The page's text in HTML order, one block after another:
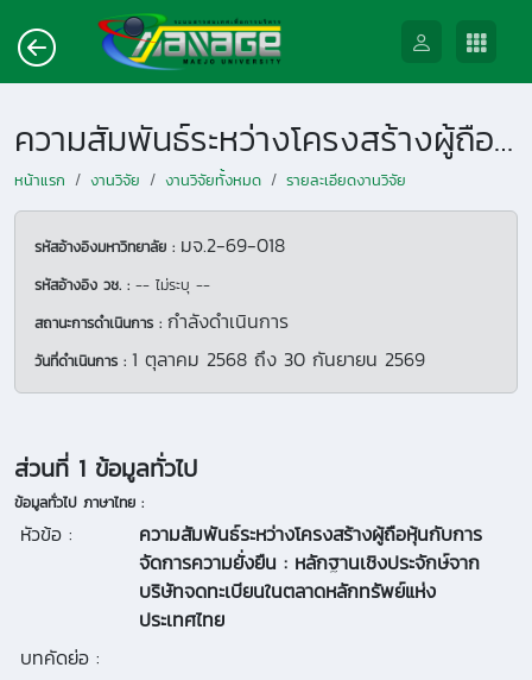
ความสัมพันธ์ระหว่างโครงสร้างผู้ถือหุ้นกับการจัดการความยั่งยืน : หลักฐานเชิงประจักษ์จากบริษัทจดทะเบียนในตลาดหลักทรัพย์แห่งประเทศไทย
หน้าแรก งานวิจัย งานวิจัยทั้งหมด รายละเอียดงานวิจัย
รหัสอ้างอิงมหาวิทยาลัย : มจ.2-69-018
รหัสอ้างอิง วช. : -- ไม่ระบุ --
สถานะการดำเนินการ : กำลังดำเนินการ
วันที่ดำเนินการ : 1 ตุลาคม 2568 ถึง 30 กันยายน 2569
ส่วนที่ 1 ข้อมูลทั่วไป
ข้อมูลทั่วไป ภาษาไทย :
หัวข้อ :
ความสัมพันธ์ระหว่างโครงสร้างผู้ถือหุ้นกับการ
จัดการความยั่งยืน : หลักฐานเชิงประจักษ์จาก
บริษัทจดทะเบียนในตลาดหลักทรัพย์แห่ง
ประเทศไทย
บทคัดย่อ :